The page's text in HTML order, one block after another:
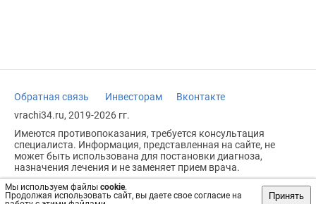
Мы используем файлы cookie.
Продолжая использовать сайт, вы даете свое согласие на
Принять
Обратная связь Инвесторам
Вконтакте
vrachi34.ru, 2019-2026 гг.
Имеются противопоказания, требуется консультация
специалиста. Информация, представленная на сайте, не
может быть использована для постановки диагноза,
назначения лечения и не заменяет прием врача.
Возрастное ограничение: 18+